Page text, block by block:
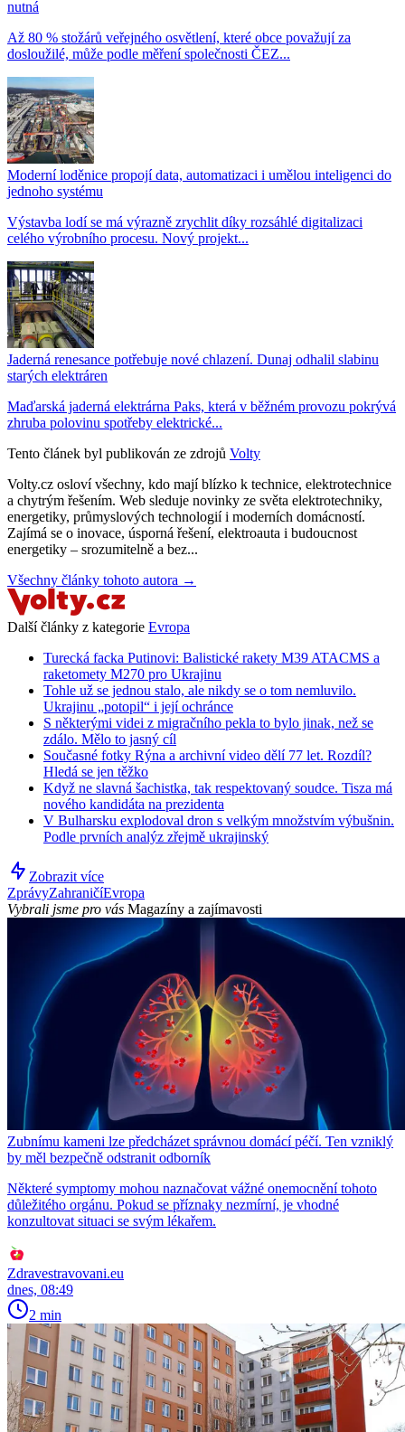
nutná
Až 80 % stožárů veřejného osvětlení, které obce považují za
dosloužilé, může podle měření společnosti ČEZ...
Moderní loděnice propojí data, automatizaci i umělou inteligenci do
jednoho systému
Výstavba lodí se má výrazně zrychlit díky rozsáhlé digitalizaci
celého výrobního procesu. Nový projekt...
Jaderná renesance potřebuje nové chlazení. Dunaj odhalil slabinu
starých elektráren
Maďarská jaderná elektrárna Paks, která v běžném provozu pokrývá
zhruba polovinu spotřeby elektrické...
Tento článek byl publikován ze zdrojů Volty
Volty.cz osloví všechny, kdo mají blízko k technice, elektrotechnice
a chytrým řešením. Web sleduje novinky ze světa elektrotechniky,
energetiky, průmyslových technologií i moderních domácností.
Zajímá se o inovace, úsporná řešení, elektroauta i budoucnost
energetiky – srozumitelně a bez...
Všechny články tohoto autora →
Další články z kategorie Evropa
Turecká facka Putinovi: Balistické rakety M39 ATACMS a
raketomety M270 pro Ukrajinu
Tohle už se jednou stalo, ale nikdy se o tom nemluvilo.
Ukrajinu „potopil“ i její ochránce
S některými videi z migračního pekla to bylo jinak, než se
zdálo. Mělo to jasný cíl
Současné fotky Rýna a archivní video dělí 77 let. Rozdíl?
Hledá se jen těžko
Když ne slavná šachistka, tak respektovaný soudce. Tisza má
nového kandidáta na prezidenta
V Bulharsku explodoval dron s velkým množstvím výbušnin.
Podle prvních analýz zřejmě ukrajinský
Zobrazit více
ZprávyZahraničíEvropa
Vybrali jsme pro vás Magazíny a zajímavosti
Zubnímu kameni lze předcházet správnou domácí péčí. Ten vzniklý
by měl bezpečně odstranit odborník
Některé symptomy mohou naznačovat vážné onemocnění tohoto
důležitého orgánu. Pokud se příznaky nezmírní, je vhodné
konzultovat situaci se svým lékařem.
Zdravestravovani.eu
dnes, 08:49
2 min